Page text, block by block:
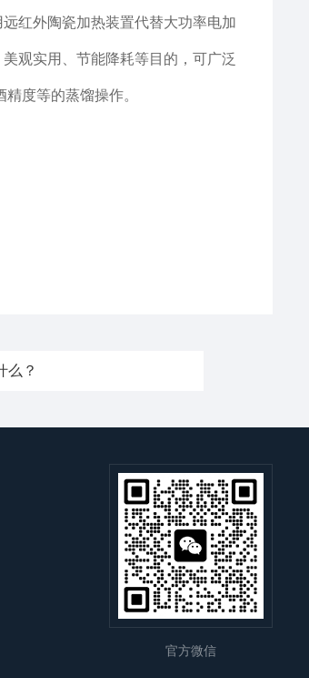
红外陶瓷加热装置代替大功率电加
观实用、节能降耗等目的，可广泛
度等的蒸馏操作。
么？
官方微信